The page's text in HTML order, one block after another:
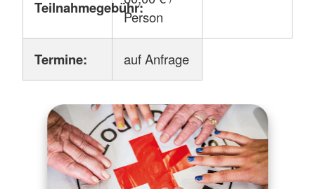
Teilnahmegebühr:Person
Termine: auf Anfrage